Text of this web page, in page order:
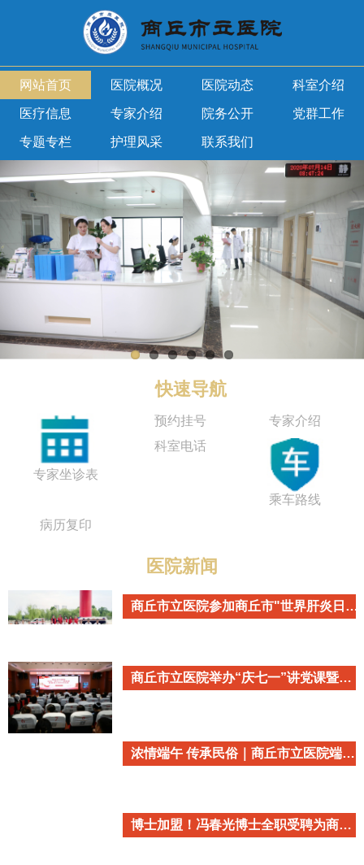
网站首页 医院概况 医院动态 科室介绍
医疗信息 专家介绍 院务公开 党群工作
专题专栏 护理风采 联系我们
快速导航
专家坐诊表
预约挂号
专家介绍
科室电话
乘车路线
病历复印
医院新闻
商丘市立医院参加商丘市"世界肝炎日"主题宣传活动
商丘市立医院举办“庆七一”讲党课暨重温入党誓词活动
浓情端午 传承民俗｜商丘市立医院端午民俗主题活动温情开启
博士加盟！冯春光博士全职受聘为商丘市立医院心血管内科学术带头人